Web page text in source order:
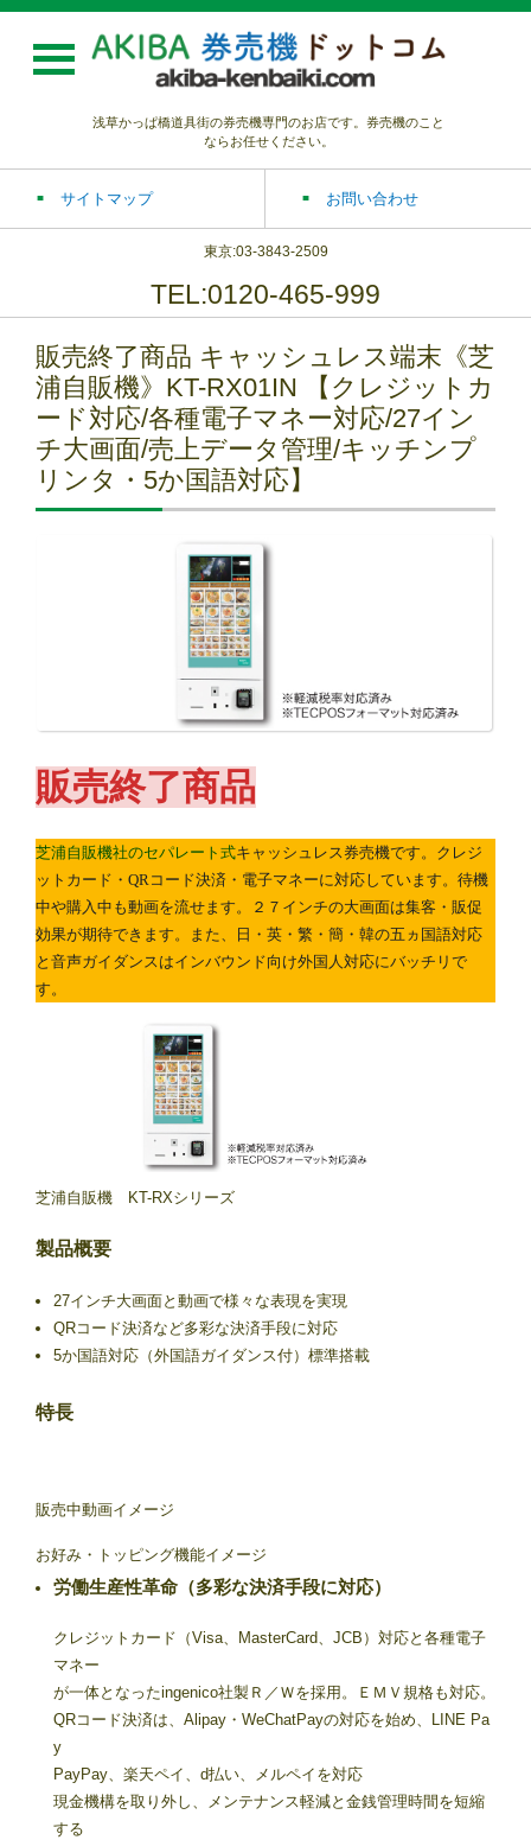
浅草かっぱ橋道具街の券売機専門のお店です。券売機のこと
ならお任せください。
サイトマップ お問い合わせ
東京:03-3843-2509
TEL:0120-465-999
販売終了商品 キャッシュレス端末《芝
浦自販機》KT-RX01IN 【クレジットカ
ード対応/各種電子マネー対応/27イン
チ大画面/売上データ管理/キッチンプ
リンタ・5か国語対応】
販売終了商品
芝浦自販機社のセパレート式キャッシュレス券売機です。クレジ
ットカード・QRコード決済・電子マネーに対応しています。待機
中や購入中も動画を流せます。２７インチの大画面は集客・販促
効果が期待できます。また、日・英・繁・簡・韓の五ヵ国語対応
と音声ガイダンスはインバウンド向け外国人対応にバッチリで
す。
芝浦自販機 KT-RXシリーズ
製品概要
27インチ大画面と動画で様々な表現を実現
QRコード決済など多彩な決済手段に対応
5か国語対応（外国語ガイダンス付）標準搭載
特長
販売中動画イメージ
お好み・トッピング機能イメージ
労働生産性革命（多彩な決済手段に対応）
クレジットカード（Visa、MasterCard、JCB）対応と各種電子
マネー
が一体となったingenico社製Ｒ／Ｗを採用。ＥＭＶ規格も対応。
QRコード決済は、Alipay・WeChatPayの対応を始め、LINE Pa
y
PayPay、楽天ペイ、d払い、メルペイを対応
現金機構を取り外し、メンテナンス軽減と金銭管理時間を短縮
する